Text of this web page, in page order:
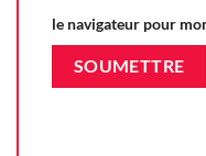
le navigateur pour